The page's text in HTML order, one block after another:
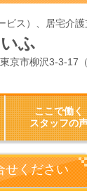
ビス）、居宅介護
ふ
市柳沢3-3-17（
ここで働く
スタッフの
せください